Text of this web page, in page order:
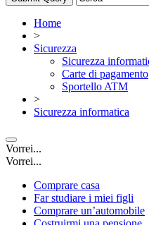
Home
>
Sicurezza
Sicurezza
Carte di pagamento
Sportello ATM
>
Sicurezza informatica
Vorrei...
Vorrei...
Comprare casa
Far studiare i miei figli
Comprare un’automobile